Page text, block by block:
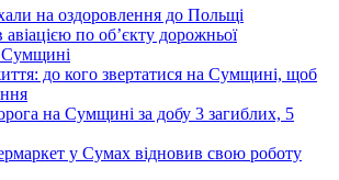
на оздоровлення до Польщі
по обʼєкту дорожньої
Сумщині
до кого звертатися на Сумщині, щоб
на Сумщині за добу 3 загиблих, 5
у Сумах відновив свою роботу